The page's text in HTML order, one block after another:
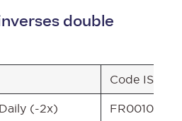
double
Code ISIN
(-2x)